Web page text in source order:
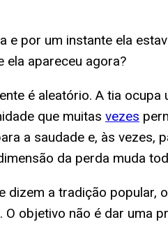
por um instante ela
ela apareceu agora?
é aleatório. A tia
que muitas vezes
a saudade e, às vezes,
da perda muda
a tradição popular,
objetivo não é dar uma